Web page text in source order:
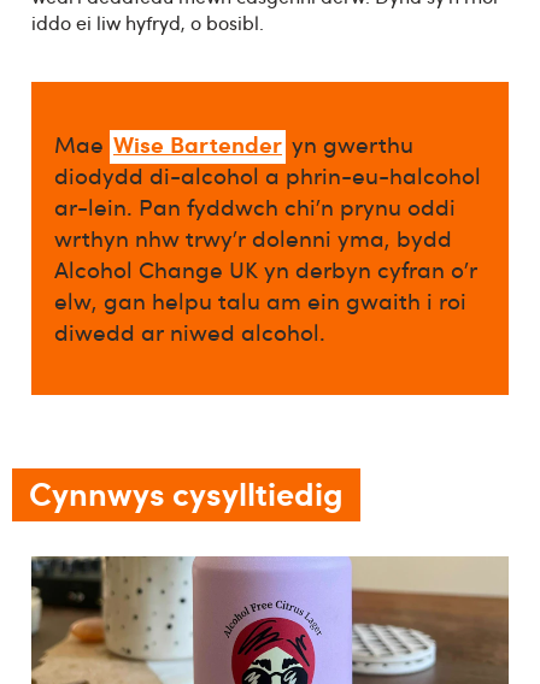
iddo ei liw hyfryd, o bosibl.
Mae Wise Bartender yn gwerthu
diodydd di-alcohol a phrin-eu-halcohol
ar-lein. Pan fyddwch chi’n prynu oddi
wrthyn nhw trwy’r dolenni yma, bydd
Alcohol Change UK yn derbyn cyfran o’r
elw, gan helpu talu am ein gwaith i roi
diwedd ar niwed alcohol.​
Cynnwys cysylltiedig